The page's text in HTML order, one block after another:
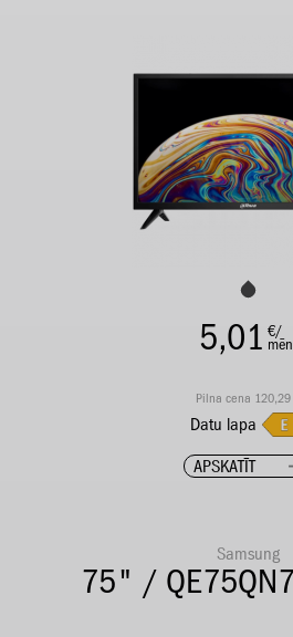
5,01 €/
Pilna cena 120,29
Datu lapa
APSKATĪT
Samsung
75" /